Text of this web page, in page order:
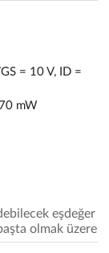
= 10 V, ID =
mW
eşdeğer
olmak üzere